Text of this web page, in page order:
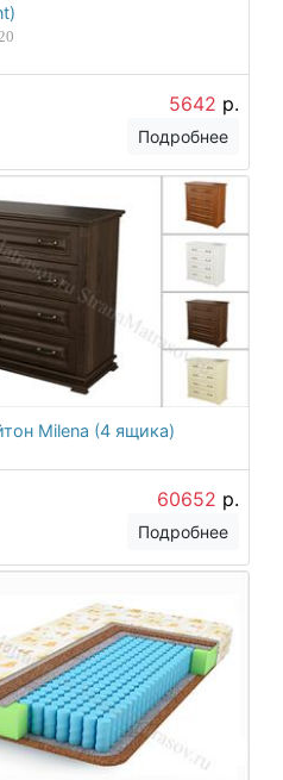
5642 р.
Подробнее
Milena (4 ящика)
60652 р.
Подробнее